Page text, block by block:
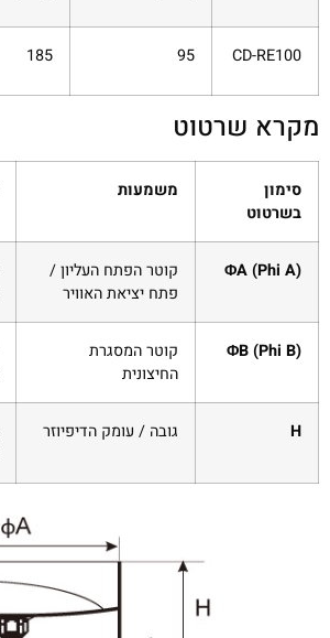
CD-RE100
95
185
מקרא שרטוט
סימון
בשרטוט
משמעות
ΦA (Phi A)
קוטר הפתח העליון /
פתח יציאת האוויר
ΦB (Phi B)
קוטר המסגרת
החיצונית
H גובה / עומק הדיפיוזר